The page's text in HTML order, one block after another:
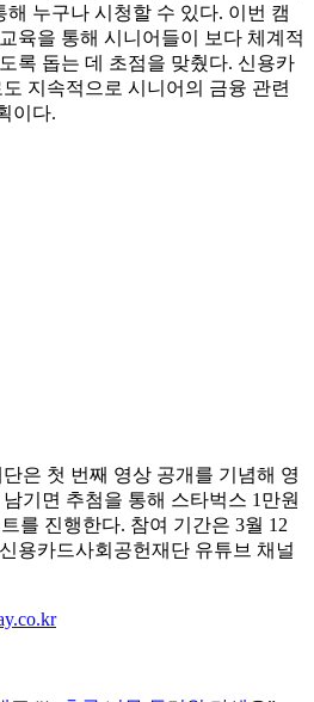
누구나 시청할 수 있다. 이번 캠
육을 통해 시니어들이 보다 체계적
록 돕는 데 초점을 맞췄다. 신용카
지속적으로 시니어의 금융 관련
이다.
은 첫 번째 영상 공개를 기념해 영
기면 추첨을 통해 스타벅스 1만원
를 진행한다. 참여 기간은 3월 12
용카드사회공헌재단 유튜브 채널